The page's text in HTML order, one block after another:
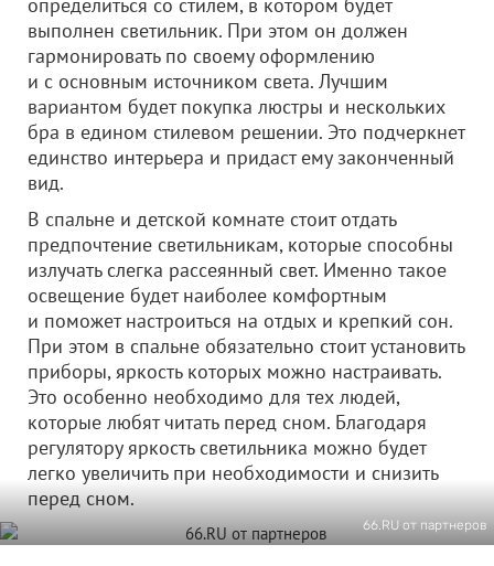
выполнен светильник. При этом он должен
гармонировать по своему оформлению
и с основным источником света. Лучшим
вариантом будет покупка люстры и нескольких
бра в едином стилевом решении. Это подчеркнет
единство интерьера и придаст ему законченный
вид.
В спальне и детской комнате стоит отдать
предпочтение светильникам, которые способны
излучать слегка рассеянный свет. Именно такое
освещение будет наиболее комфортным
и поможет настроиться на отдых и крепкий сон.
При этом в спальне обязательно стоит установить
приборы, яркость которых можно настраивать.
Это особенно необходимо для тех людей,
которые любят читать перед сном. Благодаря
регулятору яркость светильника можно будет
легко увеличить при необходимости и снизить
перед сном.
66.RU от партнеров